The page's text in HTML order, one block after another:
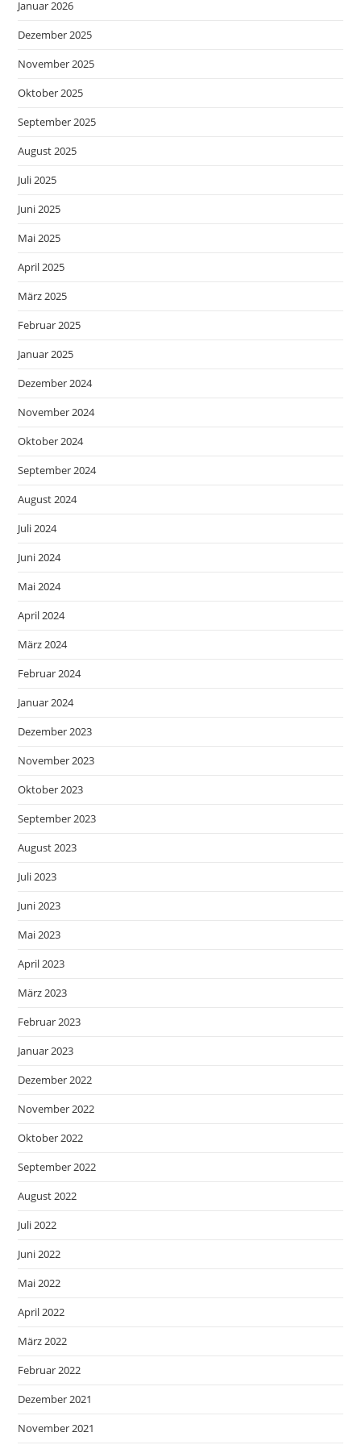
Januar 2026
Dezember 2025
November 2025
Oktober 2025
September 2025
August 2025
Juli 2025
Juni 2025
Mai 2025
April 2025
März 2025
Februar 2025
Januar 2025
Dezember 2024
November 2024
Oktober 2024
September 2024
August 2024
Juli 2024
Juni 2024
Mai 2024
April 2024
März 2024
Februar 2024
Januar 2024
Dezember 2023
November 2023
Oktober 2023
September 2023
August 2023
Juli 2023
Juni 2023
Mai 2023
April 2023
März 2023
Februar 2023
Januar 2023
Dezember 2022
November 2022
Oktober 2022
September 2022
August 2022
Juli 2022
Juni 2022
Mai 2022
April 2022
März 2022
Februar 2022
Dezember 2021
November 2021